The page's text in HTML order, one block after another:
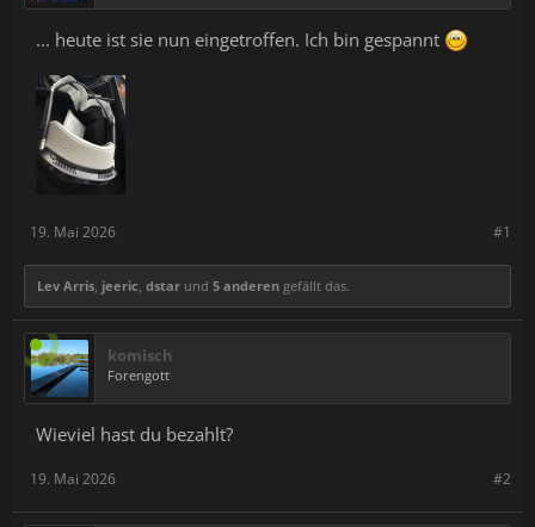
... heute ist sie nun eingetroffen. Ich bin gespannt
#1
19. Mai 2026
Lev Arris, jeeric, dstar und 5 anderen gefällt das.
komisch
Forengott
Wieviel hast du bezahlt?
#2
19. Mai 2026